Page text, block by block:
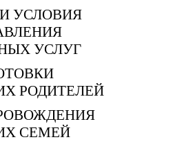
УСЛОВИЯ
УСЛУГ
РОДИТЕЛЕЙ
СЕМЕЙ